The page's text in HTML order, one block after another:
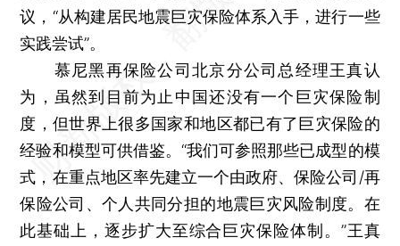
议，“从构建居民地震巨灾保险体系入手，进行一些
实践尝试”。
慕尼黑再保险公司北京分公司总经理王真认
为，虽然到目前为止中国还没有一个巨灾保险制
度，但世界上很多国家和地区都已有了巨灾保险的
经验和模型可供借鉴。“我们可参照那些已成型的模
式，在重点地区率先建立一个由政府、保险公司/再
保险公司、个人共同分担的地震巨灾风险制度。在
此基础上，逐步扩大至综合巨灾保险体制。”王真